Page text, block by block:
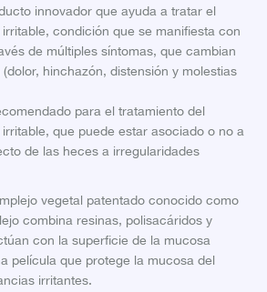
innovador que ayuda a tratar el
condición que se manifiesta con
de múltiples síntomas, que cambian
hinchazón, distensión y molestias
para el tratamiento del
que puede estar asociado o no a
de las heces a irregularidades
vegetal patentado conocido como
combina resinas, polisacáridos y
con la superficie de la mucosa
película que protege la mucosa del
irritantes.